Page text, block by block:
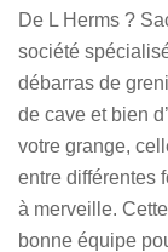
De L Herms ?
société
débarras de
de cave et bien
votre grange,
entre différentes
à merveille.
bonne équipe